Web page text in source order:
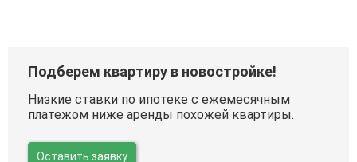
Подберем квартиру в новостройке!
Низкие ставки по ипотеке с ежемесячным
платежом ниже аренды похожей квартиры.
Оставить заявку